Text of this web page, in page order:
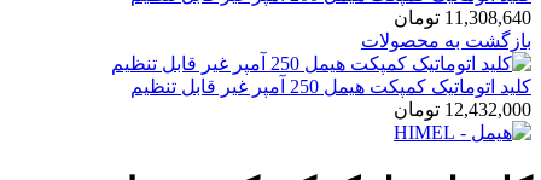
11,308,640 تومان
بازگشت به محصولات
کلید اتوماتیک کمپکت هیمل 250 آمپر غیر قابل تنظیم
12,432,000 تومان